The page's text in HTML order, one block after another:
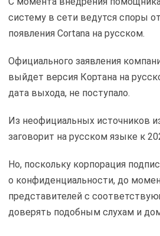
систему в сети ведутся споры
появления Cortana на русском.
Официального заявления
выйдет версия Кортана на
дата выхода, не поступало.
Из неофициальных источников
заговорит на русском языке к
Но, поскольку корпорация
о конфиденциальности, до
представителей с
доверять подобным слухам и